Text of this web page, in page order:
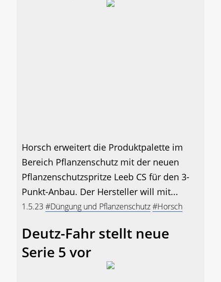
Horsch erweitert die Produktpalette im
Bereich Pflanzenschutz mit der neuen
Pflanzenschutzspritze Leeb CS für den 3-
Punkt-Anbau. Der Hersteller will mit...
1.5.23 #Düngung und Pflanzenschutz#Horsch
Deutz-Fahr stellt neue
Serie 5 vor